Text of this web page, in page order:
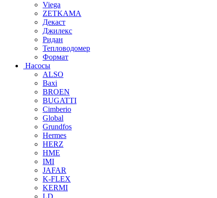
Viega
ZETKAMA
Декаст
Джилекс
Ридан
Тепловодомер
Формат
Насосы
ALSO
Baxi
BROEN
BUGATTI
Cimberio
Global
Grundfos
Hermes
HERZ
HME
IMI
JAFAR
K-FLEX
KERMI
LD